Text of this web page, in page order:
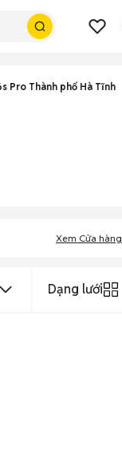
Pro Thành phố Hà Tĩnh
Xem Cửa hàng
Dạng lưới